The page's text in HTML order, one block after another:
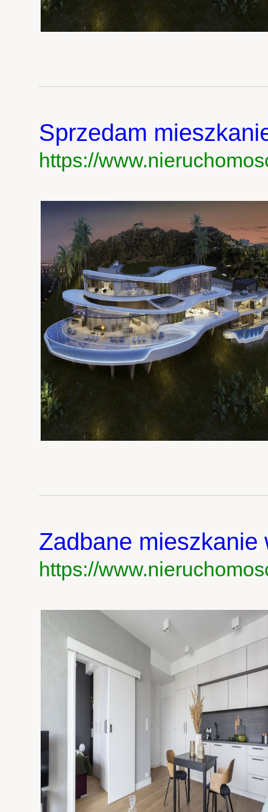
Sprzedam
https://
Zadbane mieszkanie
https://